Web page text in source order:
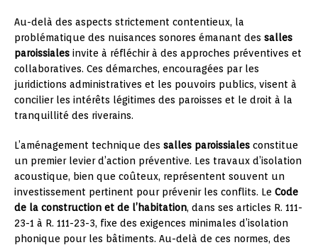
Au-delà des aspects strictement contentieux, la
problématique des nuisances sonores émanant des salles
paroissiales invite à réfléchir à des approches préventives et
collaboratives. Ces démarches, encouragées par les
juridictions administratives et les pouvoirs publics, visent à
concilier les intérêts légitimes des paroisses et le droit à la
tranquillité des riverains.
L’aménagement technique des salles paroissiales constitue
un premier levier d’action préventive. Les travaux d’isolation
acoustique, bien que coûteux, représentent souvent un
investissement pertinent pour prévenir les conflits. Le Code
de la construction et de l’habitation, dans ses articles R. 111-
23-1 à R. 111-23-3, fixe des exigences minimales d’isolation
phonique pour les bâtiments. Au-delà de ces normes, des